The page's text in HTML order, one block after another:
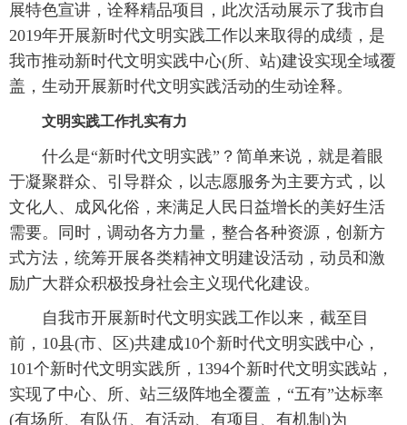
展特色宣讲，诠释精品项目，此次活动展示了我市自
2019年开展新时代文明实践工作以来取得的成绩，是
我市推动新时代文明实践中心(所、站)建设实现全域覆
盖，生动开展新时代文明实践活动的生动诠释。
文明实践工作扎实有力
什么是“新时代文明实践”？简单来说，就是着眼
于凝聚群众、引导群众，以志愿服务为主要方式，以
文化人、成风化俗，来满足人民日益增长的美好生活
需要。同时，调动各方力量，整合各种资源，创新方
式方法，统筹开展各类精神文明建设活动，动员和激
励广大群众积极投身社会主义现代化建设。
自我市开展新时代文明实践工作以来，截至目
前，10县(市、区)共建成10个新时代文明实践中心，
101个新时代文明实践所，1394个新时代文明实践站，
实现了中心、所、站三级阵地全覆盖，“五有”达标率
(有场所、有队伍、有活动、有项目、有机制)为